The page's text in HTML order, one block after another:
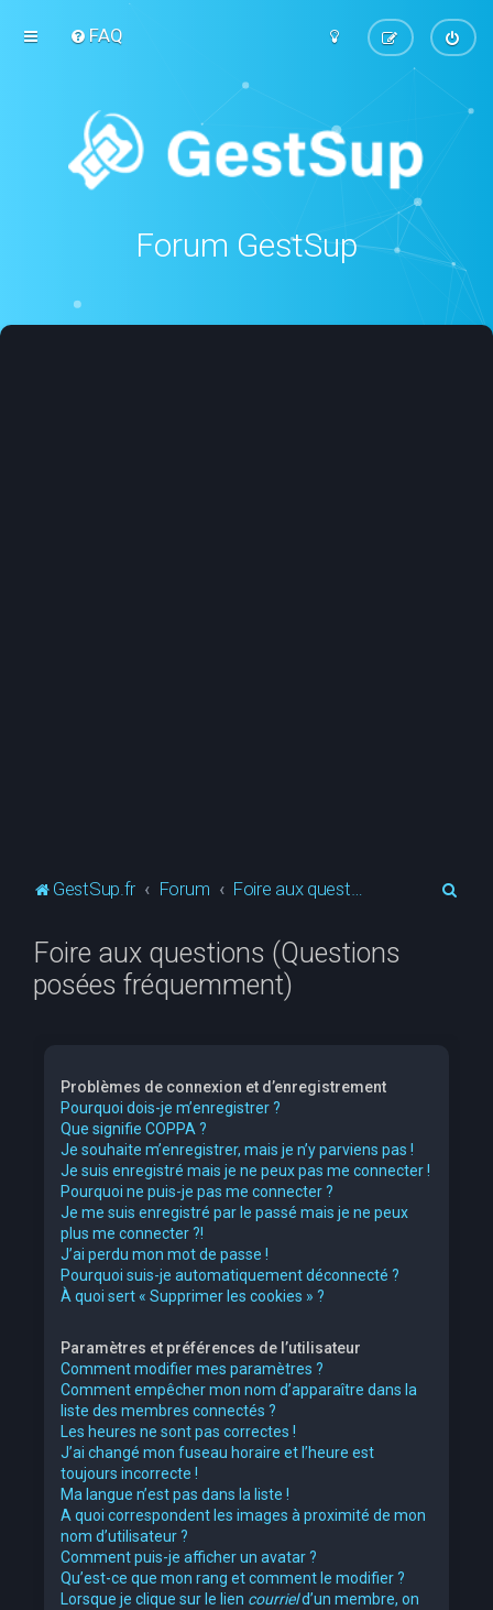
FAQ
Forum GestSup
GestSup.fr Forum Foire aux questions (Questions posées fréquemment)
Foire aux questions (Questions
posées fréquemment)
Problèmes de connexion et d’enregistrement
Pourquoi dois-je m’enregistrer ?
Que signifie COPPA ?
Je souhaite m’enregistrer, mais je n’y parviens pas !
Je suis enregistré mais je ne peux pas me connecter !
Pourquoi ne puis-je pas me connecter ?
Je me suis enregistré par le passé mais je ne peux
plus me connecter ?!
J’ai perdu mon mot de passe !
Pourquoi suis-je automatiquement déconnecté ?
À quoi sert « Supprimer les cookies » ?
Paramètres et préférences de l’utilisateur
Comment modifier mes paramètres ?
Comment empêcher mon nom d’apparaître dans la
liste des membres connectés ?
Les heures ne sont pas correctes !
J’ai changé mon fuseau horaire et l’heure est
toujours incorrecte !
Ma langue n’est pas dans la liste !
A quoi correspondent les images à proximité de mon
nom d’utilisateur ?
Comment puis-je afficher un avatar ?
Qu’est-ce que mon rang et comment le modifier ?
Lorsque je clique sur le lien courrield’un membre, on